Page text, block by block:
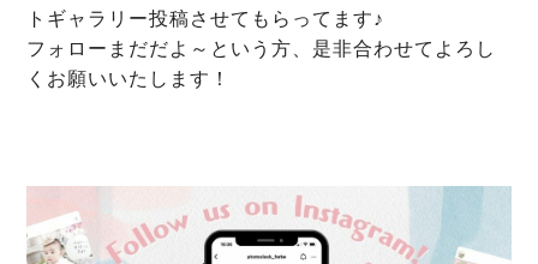
トギャラリー投稿させてもらってます♪
フォローまだだよ～という方、是非合わせてよろし
くお願いいたします！